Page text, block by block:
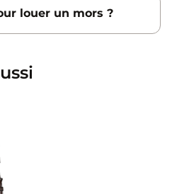
louer un mors ?